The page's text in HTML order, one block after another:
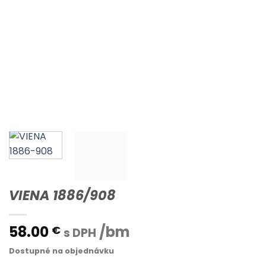
VIENA 1886/908
58.00 € s DPH /bm
Dostupné na objednávku